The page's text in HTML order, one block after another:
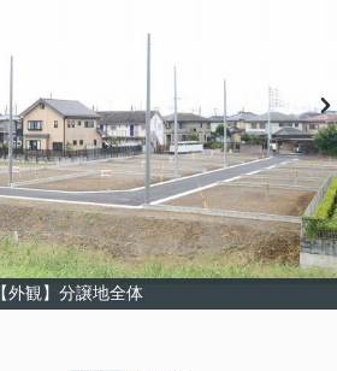
【外観】分譲地全体